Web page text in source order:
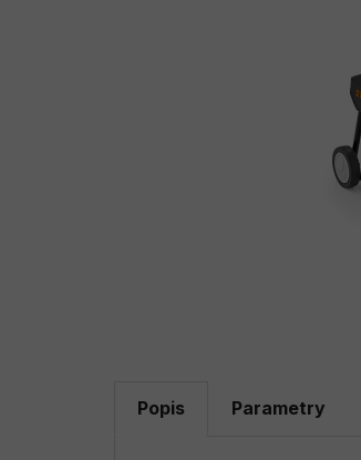
Popis Parametry